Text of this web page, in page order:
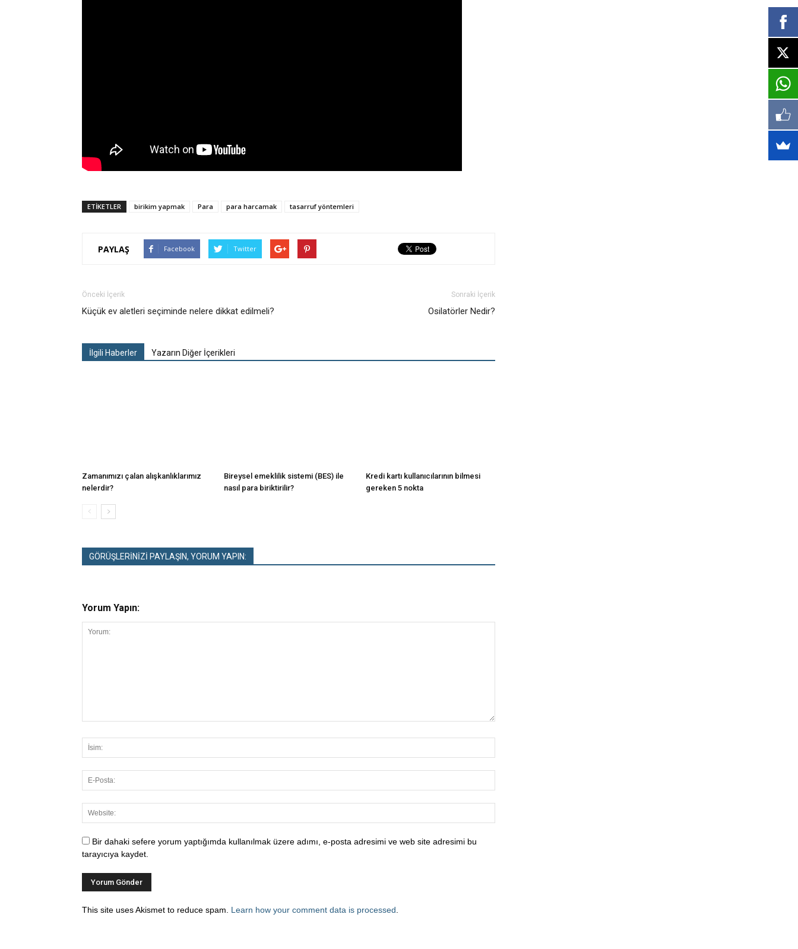
ETIKETLER birikim yapmak Para para harcamak tasarruf yöntemleri
PAYLAŞ Facebook Twitter
Önceki İçerik
Küçük ev aletleri seçiminde nelere dikkat edilmeli?
Sonraki İçerik
Osilatörler Nedir?
İlgili Haberler Yazarın Diğer İçerikleri
Zamanımızı çalan alışkanlıklarımız
nelerdir?
Bireysel emeklilik sistemi (BES) ile
nasıl para biriktirilir?
Kredi kartı kullanıcılarının bilmesi
gereken 5 nokta
GÖRÜŞLERİNİZİ PAYLAŞIN, YORUM YAPIN:
Yorum Yapın:
Bir dahaki sefere yorum yaptığımda kullanılmak üzere adımı, e-posta adresimi ve web site adresimi bu
tarayıcıya kaydet.
This site uses Akismet to reduce spam. Learn how your comment data is processed